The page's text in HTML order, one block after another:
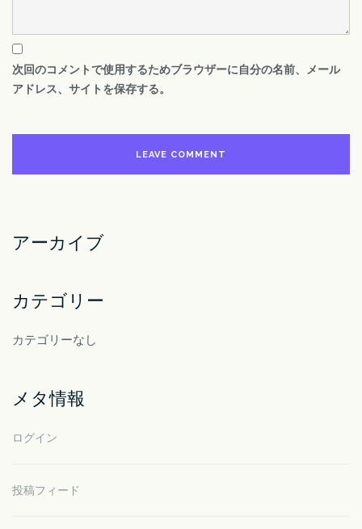
次回のコメントで使用するためブラウザーに自分の名前、メール
アドレス、サイトを保存する。
アーカイブ
カテゴリー
カテゴリーなし
メタ情報
ログイン
投稿フィード